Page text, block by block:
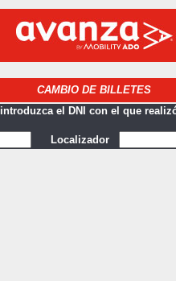
CAMBIO DE BILLETES
el DNI con el que
Localizador